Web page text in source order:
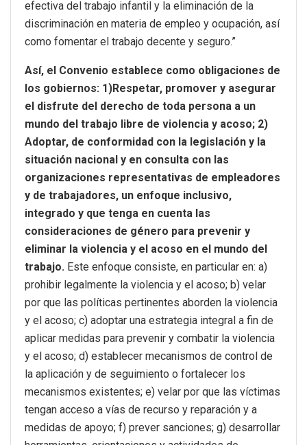
efectiva del trabajo infantil y la eliminación de la
discriminación en materia de empleo y ocupación, así
como fomentar el trabajo decente y seguro.”
Así, el Convenio establece como obligaciones de
los gobiernos: 1)Respetar, promover y asegurar
el disfrute del derecho de toda persona a un
mundo del trabajo libre de violencia y acoso; 2)
Adoptar, de conformidad con la legislación y la
situación nacional y en consulta con las
organizaciones representativas de empleadores
y de trabajadores, un enfoque inclusivo,
integrado y que tenga en cuenta las
consideraciones de género para prevenir y
eliminar la violencia y el acoso en el mundo del
trabajo. Este enfoque consiste, en particular en: a)
prohibir legalmente la violencia y el acoso; b) velar
por que las políticas pertinentes aborden la violencia
y el acoso; c) adoptar una estrategia integral a fin de
aplicar medidas para prevenir y combatir la violencia
y el acoso; d) establecer mecanismos de control de
la aplicación y de seguimiento o fortalecer los
mecanismos existentes; e) velar por que las víctimas
tengan acceso a vías de recurso y reparación y a
medidas de apoyo; f) prever sanciones; g) desarrollar